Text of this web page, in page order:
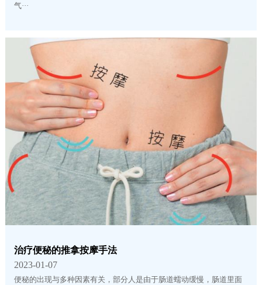
气···
治疗便秘的推拿按摩手法
2023-01-07
便秘的出现与多种因素有关，部分人是由于肠道蠕动缓慢，肠道里面